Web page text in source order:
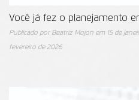
Você já fez o planejamento
Publicado por Beatriz Mojon em 15 de
fevereiro de 2026